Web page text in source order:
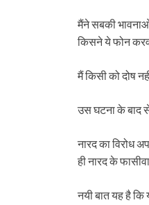
मैंने सबकी
किसने ये फोन
मैं किसी को दोष
उस घटना के बाद
नारद का विरो‍ध
ही नारद के
नयी बात यह है कि